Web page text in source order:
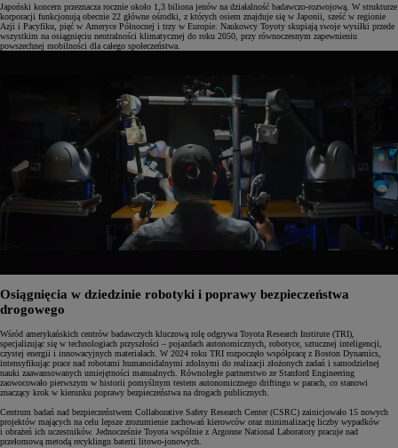
Japoński koncern przeznacza rocznie około 1,3 biliona jenów na działalność badawczo-rozwojową. W strukturze
korporacji funkcjonują obecnie 22 główne ośrodki, z których osiem znajduje się w Japonii, sześć w regionie
Azji i Pacyfiku, pięć w Ameryce Północnej i trzy w Europie. Naukowcy Toyoty skupiają swoje wysiłki przede
wszystkim na osiągnięciu neutralności klimatycznej do roku 2050, przy równoczesnym zapewnieniu
powszechnej mobilności dla całego społeczeństwa.
Osiągnięcia w dziedzinie robotyki i poprawy bezpieczeństwa
drogowego
Wśród amerykańskich centrów badawczych kluczową rolę odgrywa Toyota Research Institute (TRI),
specjalizując się w technologiach przyszłości – pojazdach autonomicznych, robotyce, sztucznej inteligencji,
czystej energii i innowacyjnych materiałach. W 2024 roku TRI rozpoczęło współpracę z Boston Dynamics,
intensyfikując prace nad robotami humanoidalnymi zdolnymi do realizacji złożonych zadań i samodzielnej
nauki zaawansowanych umiejętności manualnych. Równoległe partnerstwo ze Stanford Engineering
zaowocowało pierwszym w historii pomyślnym testem autonomicznego driftingu w parach, co stanowi
znaczący krok w kierunku poprawy bezpieczeństwa na drogach publicznych.
Centrum badań nad bezpieczeństwem Collaborative Safety Research Center (CSRC) zainicjowało 15 nowych
projektów mających na celu lepsze zrozumienie zachowań kierowców oraz minimalizację liczby wypadków
i obrażeń ich uczestników. Jednocześnie Toyota wspólnie z Argonne National Laboratory pracuje nad
przełomową metodą recyklingu baterii litowo-jonowych.